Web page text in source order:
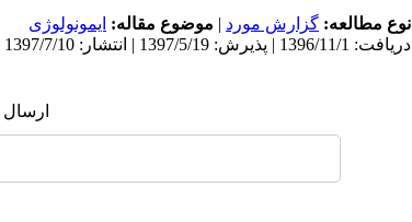
نوع مطالعه: گزارش مورد | موضوع مقاله: ایمونولوژی
دریافت: 1396/11/1 | پذیرش: 1397/5/19 | انتشار: 1397/7/10